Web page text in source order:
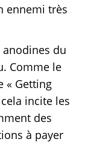
ennemi très
anodines du
Comme le
« Getting
cela incite les
des
à payer